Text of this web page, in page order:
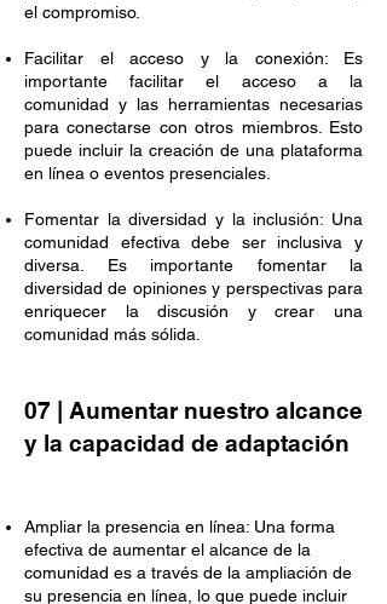
el compromiso.
Facilitar el acceso y la conexión: Es
importante facilitar el acceso a la
comunidad y las herramientas necesarias
para conectarse con otros miembros. Esto
puede incluir la creación de una plataforma
en línea o eventos presenciales.
Fomentar la diversidad y la inclusión: Una
comunidad efectiva debe ser inclusiva y
diversa. Es importante fomentar la
diversidad de opiniones y perspectivas para
enriquecer la discusión y crear una
comunidad más sólida.
07 | Aumentar nuestro alcance
y la capacidad de adaptación
Ampliar la presencia en línea: Una forma
efectiva de aumentar el alcance de la
comunidad es a través de la ampliación de
su presencia en línea, lo que puede incluir